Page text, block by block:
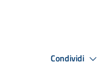
Condividi